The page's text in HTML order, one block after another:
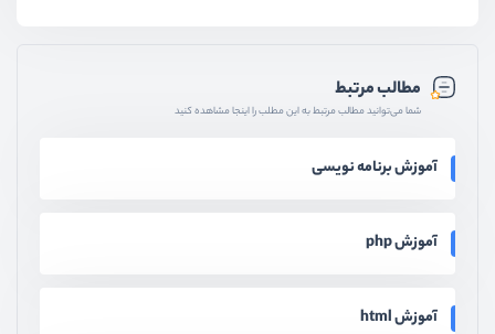
مطالب مرتبط
شما می‌توانید مطالب مرتبط به این مطلب را اینجا مشاهده کنید
آموزش برنامه نویسی
آموزش php
آموزش html